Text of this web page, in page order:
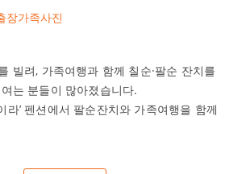
빌려, 가족여행과 함께 칠순·팔순 잔치를
는 분들이 많아졌습니다.
라’ 펜션에서 팔순잔치와 가족여행을 함께